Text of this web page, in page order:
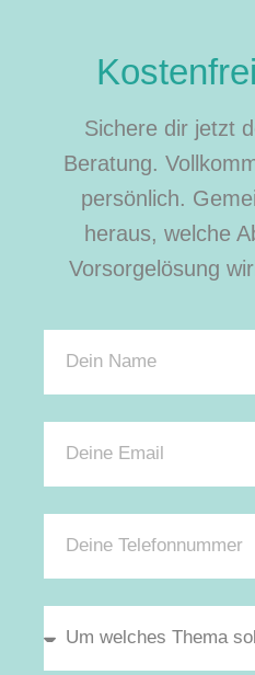
Sichere dir jetzt
Beratung.
persönlich.
heraus, welche
Vorsorgelösung